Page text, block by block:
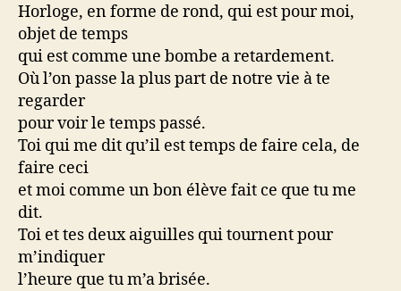
Horloge, en forme de rond, qui est pour moi,
objet de temps
qui est comme une bombe a retardement.
Où l’on passe la plus part de notre vie à te
regarder
pour voir le temps passé.
Toi qui me dit qu’il est temps de faire cela, de
faire ceci
et moi comme un bon élève fait ce que tu me
dit.
Toi et tes deux aiguilles qui tournent pour
m’indiquer
l’heure que tu m’a brisée.